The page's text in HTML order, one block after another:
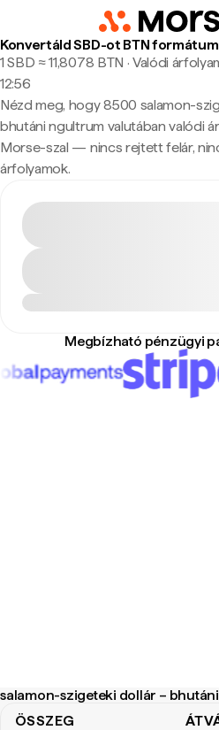
Konvertáld SBD-ot BTN
1 SBD ≈ 11,8078 BTN · Valódi
12:56
Nézd meg, hogy 8500 salamon-
bhutáni ngultrum valutában valódi
Morse-szal — nincs rejtett felár,
árfolyamok.
Megbízható pénzügyi
salamon-szigeteki dollár –
ÖSSZEG